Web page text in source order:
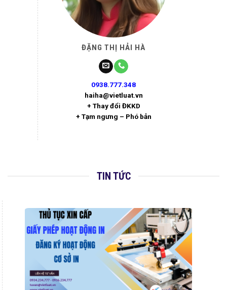
ĐẶNG THỊ HẢI HÀ
0938.777.348
haiha@vietluat.vn
+ Thay đổi ĐKKD
+ Tạm ngưng – Phó bản
TIN TỨC